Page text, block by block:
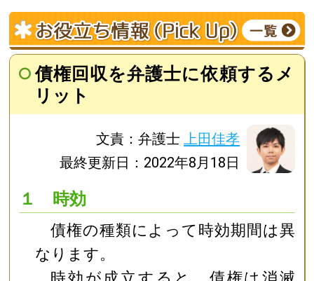
債権回収を弁護士に依頼するメ
リット
文責：弁護士上田佳孝
最終更新日：2022年8月18日
１ 時効
債権の種類によって時効期間は異
なります。